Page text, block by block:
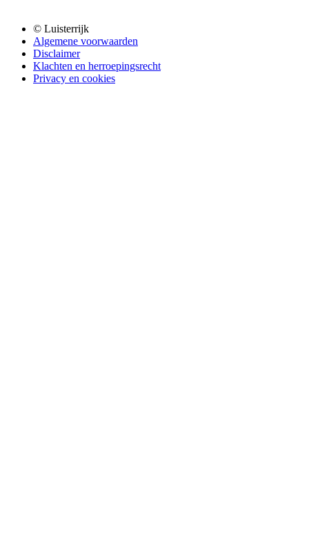
© Luisterrijk
Algemene voorwaarden
Disclaimer
Klachten en herroepingsrecht
Privacy en cookies